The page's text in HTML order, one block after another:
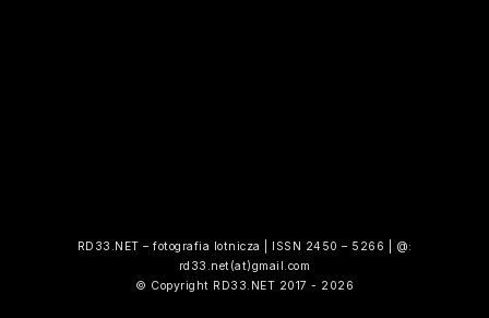
RD33.NET – fotografia lotnicza | ISSN 2450 – 5266 | @:
rd33.net(at)gmail.com
© Copyright RD33.NET 2017 - 2026